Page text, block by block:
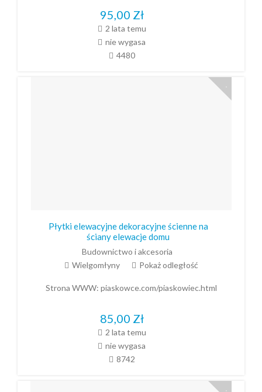
95,00 Zł
2 lata temu
nie wygasa
4480
Płytki elewacyjne dekoracyjne ścienne na
ściany elewacje domu
Budownictwo i akcesoria
Wielgomłyny
Pokaż odległość
Strona WWW: piaskowce.com/piaskowiec.html
85,00 Zł
2 lata temu
nie wygasa
8742